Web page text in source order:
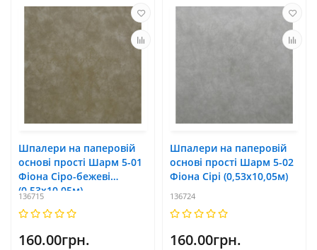
Шпалери на паперовій
основі прості Шарм 5-01
Фіона Сіро-бежеві
(0,53х10,05м)
136715
160.00грн.
Шпалери на паперовій
основі прості Шарм 5-02
Фіона Сірі (0,53х10,05м)
136724
160.00грн.